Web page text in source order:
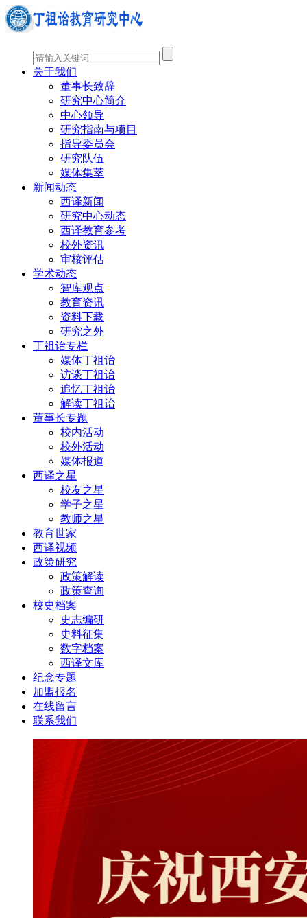
关于我们
董事长致辞
研究中心简介
中心领导
研究指南与项目
指导委员会
研究队伍
媒体集萃
新闻动态
西译新闻
研究中心动态
西译教育参考
校外资讯
审核评估
学术动态
智库观点
教育资讯
资料下载
研究之外
丁祖诒专栏
媒体丁祖诒
访谈丁祖诒
追忆丁祖诒
解读丁祖诒
董事长专题
校内活动
校外活动
媒体报道
西译之星
校友之星
学子之星
教师之星
教育世家
西译视频
政策研究
政策解读
政策查询
校史档案
史志编研
史料征集
数字档案
西译文库
纪念专题
加盟报名
在线留言
联系我们